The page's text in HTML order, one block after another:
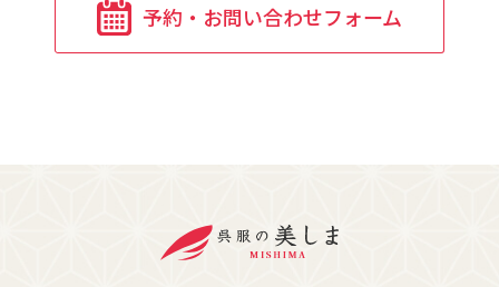
予約・お問い合わせフォーム